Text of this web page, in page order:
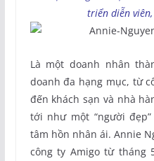
triển diễn
Là một doanh nhân
doanh đa hạng mục, từ
đến khách sạn và nhà
tới như một “người
tâm hồn nhân ái. Annie
công ty Amigo từ tháng